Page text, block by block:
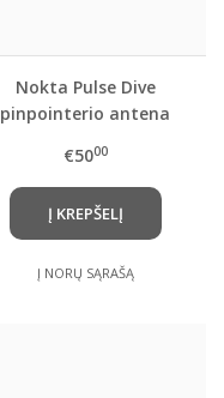
Nokta Pulse Dive
pinpointerio antena
€5000
Į KREPŠELĮ
Į NORŲ SĄRAŠĄ